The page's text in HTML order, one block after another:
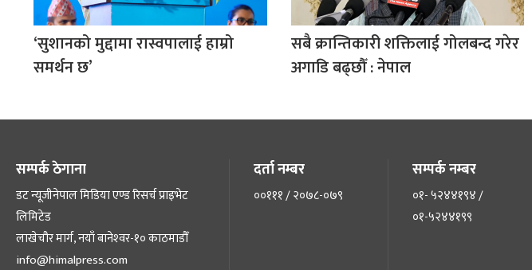
‘सुशानको मुद्दामा रास्वपालाई हाम्रो
समर्थन छ’
सबै क्रान्तिकारी शक्तिलाई गोलबन्द गरेर
अगाडि बढ्छौँ : नेपाल
सम्पर्क ठेगाना
डट न्यूजीनेपाल मिडिया एण्ड रिसर्च प्राइभेट
लिमिटेड
लाखेचौर मार्ग, नयाँ बानेश्‍वर-१० काठमाडौँ
info@himalpress.com
दर्ता नम्बर
००१११ / २०७८-०७९
सम्पर्क नम्बर
०१- ५२४४१९४ /
०१-५२४४१९९